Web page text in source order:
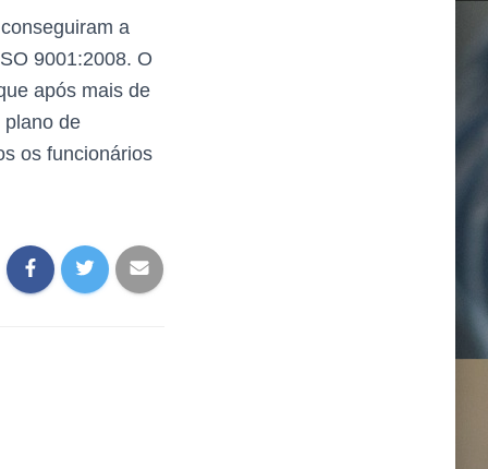
a
9001:2008. O
após mais de
plano de
os funcionários